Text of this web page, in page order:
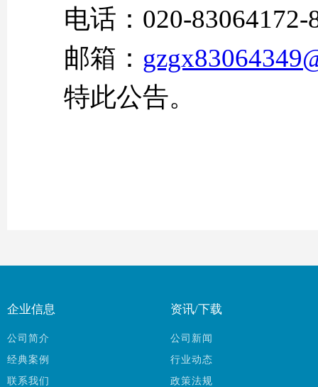
电话：020-83064172-
邮箱：
特此公告。
企业信息
公司简介
经典案例
联系我们
资讯/下载
公司新闻
行业动态
政策法规